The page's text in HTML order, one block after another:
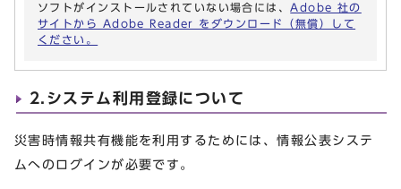
ソフトがインストールされていない場合には、 Adobe 社の
サイトから Adobe Reader をダウンロード（無償）して
ください。
2.システム利用登録について
災害時情報共有機能を利用するためには、情報公表システ
ムへのログインが必要です。